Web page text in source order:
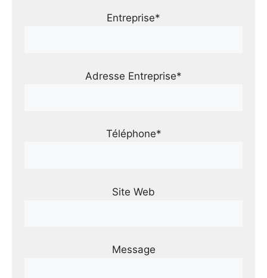
Entreprise*
Adresse Entreprise*
Téléphone*
Site Web
Message